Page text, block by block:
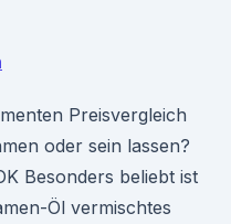
Preisvergleich
oder sein lassen?
Besonders beliebt ist
Öl vermischtes